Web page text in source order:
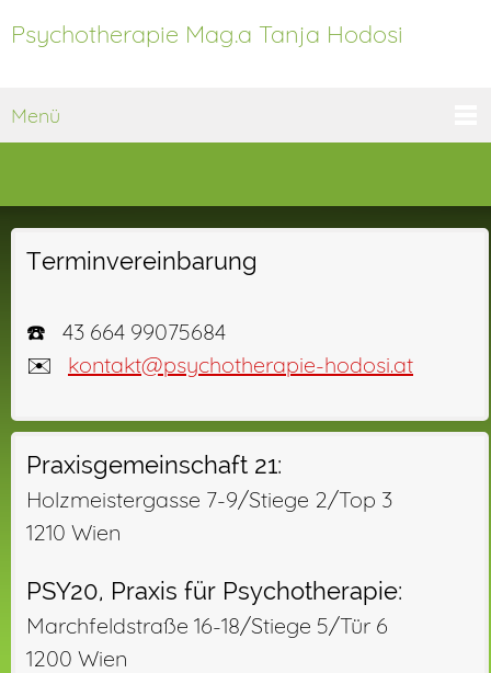
Psychotherapie Mag.a Tanja Hodosi
Menü
Terminvereinbarung
☎️ 43 664 99075684
✉️ kontakt@psychotherapie-hodosi.at
Praxisgemeinschaft 21:
Holzmeistergasse 7-9/Stiege 2/Top 3
1210 Wien
PSY20, Praxis für Psychotherapie:
Marchfeldstraße 16-18/Stiege 5/Tür 6
1200 Wien